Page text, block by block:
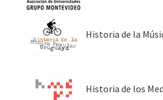
Historia de la
Historia de los